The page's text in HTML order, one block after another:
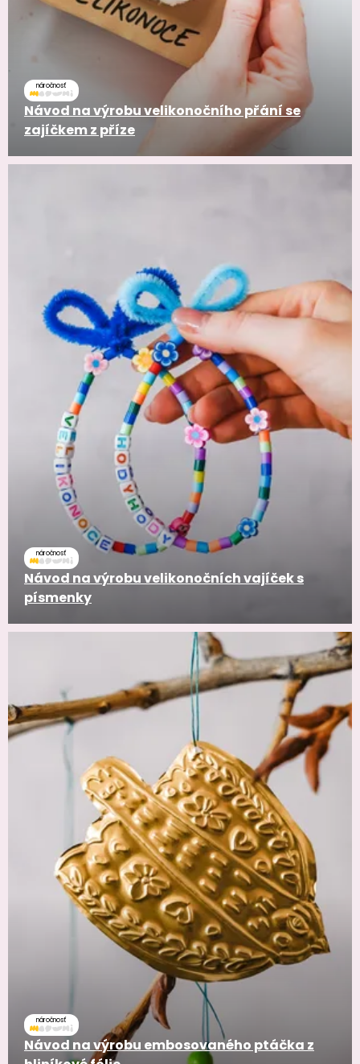
náročnosť
Návod na výrobu velikonočního přání se
zajíčkem z příze
náročnosť
Návod na výrobu velikonočních vajíček s
písmenky
náročnosť
Návod na výrobu embosovaného ptáčka z